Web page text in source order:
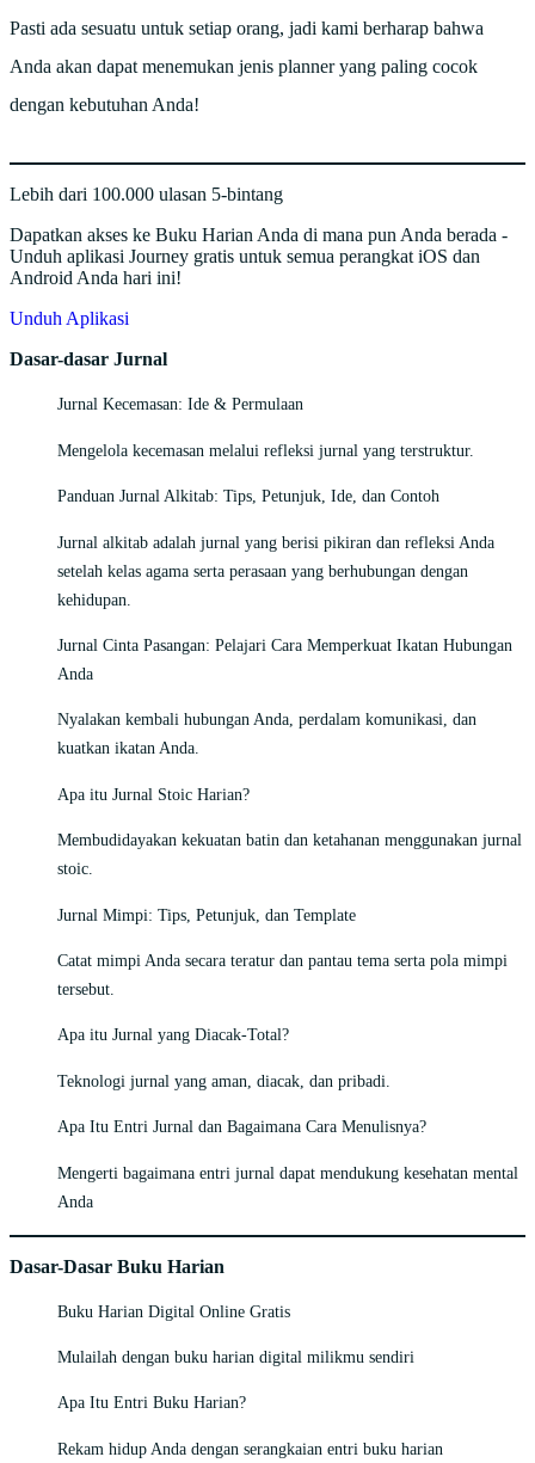
Pasti ada sesuatu untuk setiap orang, jadi kami berharap bahwa
Anda akan dapat menemukan jenis planner yang paling cocok
dengan kebutuhan Anda!
Lebih dari 100.000 ulasan 5-bintang
Dapatkan akses ke Buku Harian Anda di mana pun Anda berada -
Unduh aplikasi Journey gratis untuk semua perangkat iOS dan
Android Anda hari ini!
Unduh Aplikasi
Dasar-dasar Jurnal
Jurnal Kecemasan: Ide & Permulaan
Mengelola kecemasan melalui refleksi jurnal yang terstruktur.
Panduan Jurnal Alkitab: Tips, Petunjuk, Ide, dan Contoh
Jurnal alkitab adalah jurnal yang berisi pikiran dan refleksi Anda
setelah kelas agama serta perasaan yang berhubungan dengan
kehidupan.
Jurnal Cinta Pasangan: Pelajari Cara Memperkuat Ikatan Hubungan
Anda
Nyalakan kembali hubungan Anda, perdalam komunikasi, dan
kuatkan ikatan Anda.
Apa itu Jurnal Stoic Harian?
Membudidayakan kekuatan batin dan ketahanan menggunakan jurnal
stoic.
Jurnal Mimpi: Tips, Petunjuk, dan Template
Catat mimpi Anda secara teratur dan pantau tema serta pola mimpi
tersebut.
Apa itu Jurnal yang Diacak-Total?
Teknologi jurnal yang aman, diacak, dan pribadi.
Apa Itu Entri Jurnal dan Bagaimana Cara Menulisnya?
Mengerti bagaimana entri jurnal dapat mendukung kesehatan mental
Anda
Dasar-Dasar Buku Harian
Buku Harian Digital Online Gratis
Mulailah dengan buku harian digital milikmu sendiri
Apa Itu Entri Buku Harian?
Rekam hidup Anda dengan serangkaian entri buku harian